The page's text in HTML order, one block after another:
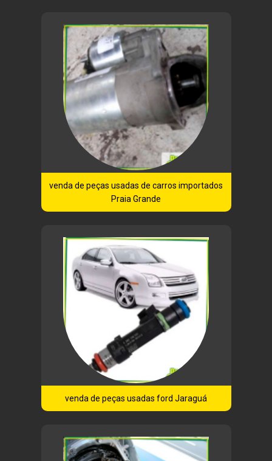
venda de peças usadas de carros importados
Praia Grande
venda de peças usadas ford Jaraguá